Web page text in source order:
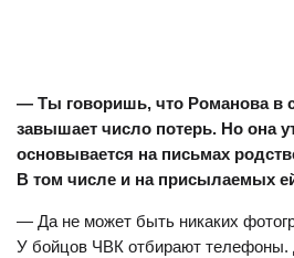
— Ты говоришь, что Романова в
завышает число потерь. Но она
основывается на письмах
В том числе и на присылаемых
— Да не может быть никаких
У бойцов ЧВК отбирают телефоны.